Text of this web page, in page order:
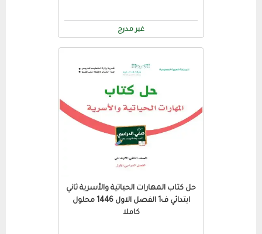
غير مدرج
حل كتاب المهارات الحياتية والأسرية ثاني
ابتدائي ف1 الفصل الاول 1446 محلول
كاملا